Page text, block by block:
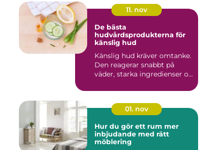
11. nov
De bästa
hudvårdsprodukterna för
känslig hud
Känslig hud kräver omtanke.
Den reagerar snabbt på
väder, starka ingredienser o...
01. nov
Hur du gör ett rum mer
inbjudande med rätt
möblering